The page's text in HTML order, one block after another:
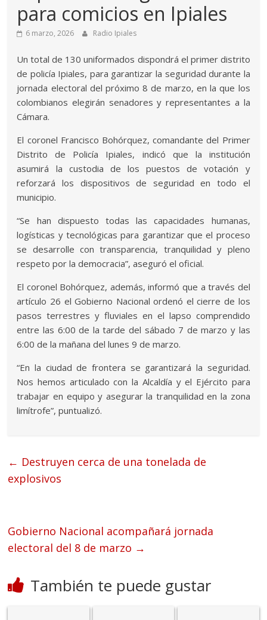
para comicios en Ipiales
6 marzo, 2026 Radio Ipiales
Un total de 130 uniformados dispondrá el primer distrito
de policía Ipiales, para garantizar la seguridad durante la
jornada electoral del próximo 8 de marzo, en la que los
colombianos elegirán senadores y representantes a la
Cámara.
El coronel Francisco Bohórquez, comandante del Primer
Distrito de Policía Ipiales, indicó que la institución
asumirá la custodia de los puestos de votación y
reforzará los dispositivos de seguridad en todo el
municipio.
“Se han dispuesto todas las capacidades humanas,
logísticas y tecnológicas para garantizar que el proceso
se desarrolle con transparencia, tranquilidad y pleno
respeto por la democracia”, aseguró el oficial.
El coronel Bohórquez, además, informó que a través del
artículo 26 el Gobierno Nacional ordenó el cierre de los
pasos terrestres y fluviales en el lapso comprendido
entre las 6:00 de la tarde del sábado 7 de marzo y las
6:00 de la mañana del lunes 9 de marzo.
“En la ciudad de frontera se garantizará la seguridad.
Nos hemos articulado con la Alcaldía y el Ejército para
trabajar en equipo y asegurar la tranquilidad en la zona
limítrofe”, puntualizó.
← Destruyen cerca de una tonelada de
explosivos
Gobierno Nacional acompañará jornada
electoral del 8 de marzo →
También te puede gustar